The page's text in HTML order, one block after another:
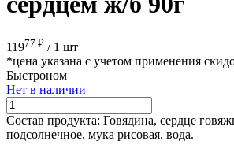
11977 ₽ / 1 шт
*цена указана с учетом применения
Быстроном
Нет в наличии
Состав продукта: Говядина, сердце
подсолнечное, мука рисовая, вода.